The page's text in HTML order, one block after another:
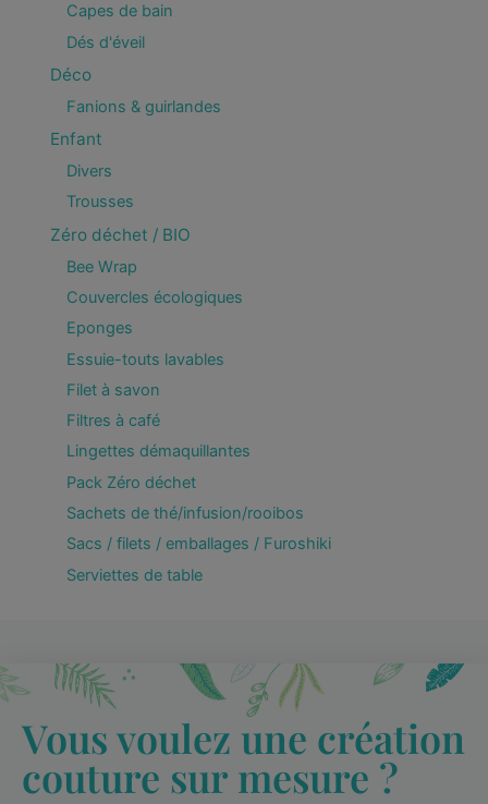
Capes de bain
Dés d'éveil
Déco
Fanions & guirlandes
Enfant
Divers
Trousses
Zéro déchet / BIO
Bee Wrap
Couvercles écologiques
Eponges
Essuie-touts lavables
Filet à savon
Filtres à café
Lingettes démaquillantes
Pack Zéro déchet
Sachets de thé/infusion/rooibos
Sacs / filets / emballages / Furoshiki
Serviettes de table
Vous voulez une création
couture sur mesure ?